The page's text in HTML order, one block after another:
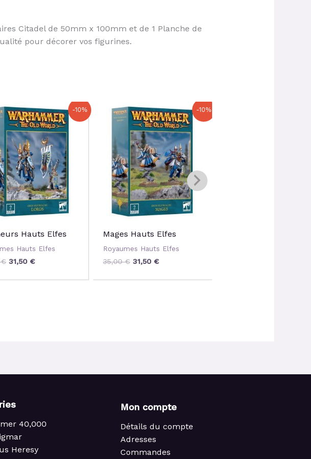
Citadel de 50mm x 100mm et de 1 Planche de
pour décorer vos figurines.
-10%
Hauts Elfes
Hauts Elfes
€
Le
prix
initial
était :
35,00 €.
31,50 €
Le
prix
actuel
est :
31,50 €.
-10%
Mages Hauts Elfes
Royaumes Hauts Elfes
35,00€
Le
prix
initial
était :
35,00 €.
31,50 €
Le
prix
actuel
est :
31,50 €.
40,000
Heresy
Mon compte
Détails du compte
Adresses
Commandes